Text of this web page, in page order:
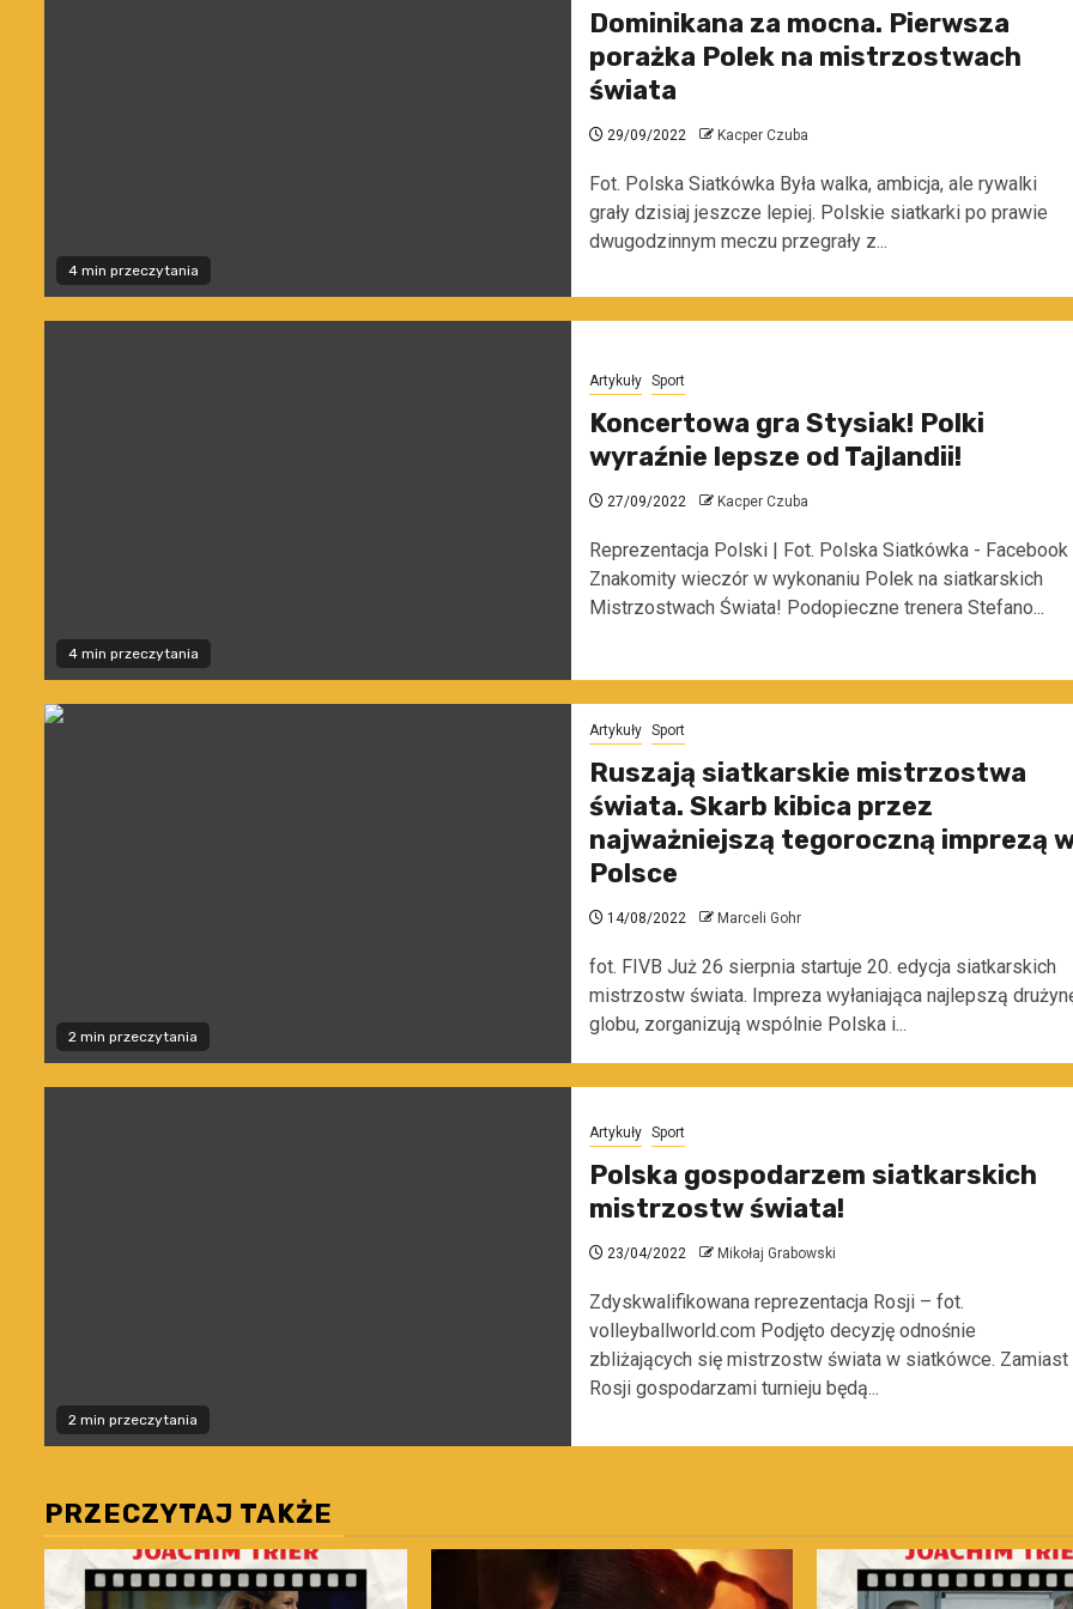
4 min przeczytania
Dominikana za mocna. Pierwsza
porażka Polek na mistrzostwach
świata
29/09/2022 Kacper Czuba
Fot. Polska Siatkówka Była walka, ambicja, ale rywalki
grały dzisiaj jeszcze lepiej. Polskie siatkarki po prawie
dwugodzinnym meczu przegrały z...
4 min przeczytania
Artykuły Sport
Koncertowa gra Stysiak! Polki
wyraźnie lepsze od Tajlandii!
27/09/2022 Kacper Czuba
Reprezentacja Polski | Fot. Polska Siatkówka - Facebook
Znakomity wieczór w wykonaniu Polek na siatkarskich
Mistrzostwach Świata! Podopieczne trenera Stefano...
2 min przeczytania
Artykuły Sport
Ruszają siatkarskie mistrzostwa
świata. Skarb kibica przez
najważniejszą tegoroczną imprezą
Polsce
14/08/2022 Marceli Gohr
fot. FIVB Już 26 sierpnia startuje 20. edycja siatkarskich
mistrzostw świata. Impreza wyłaniająca najlepszą
globu, zorganizują wspólnie Polska i...
2 min przeczytania
Artykuły Sport
Polska gospodarzem siatkarskich
mistrzostw świata!
23/04/2022 Mikołaj Grabowski
Zdyskwalifikowana reprezentacja Rosji – fot.
volleyballworld.com Podjęto decyzję odnośnie
zbliżających się mistrzostw świata w siatkówce. Zamiast
Rosji gospodarzami turnieju będą...
PRZECZYTAJ TAKŻE